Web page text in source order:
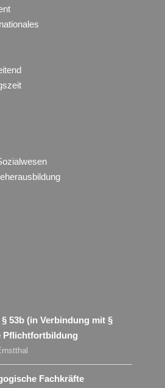
53b (in Verbindung mit §
Pflichtfortbildung
Fachkräfte